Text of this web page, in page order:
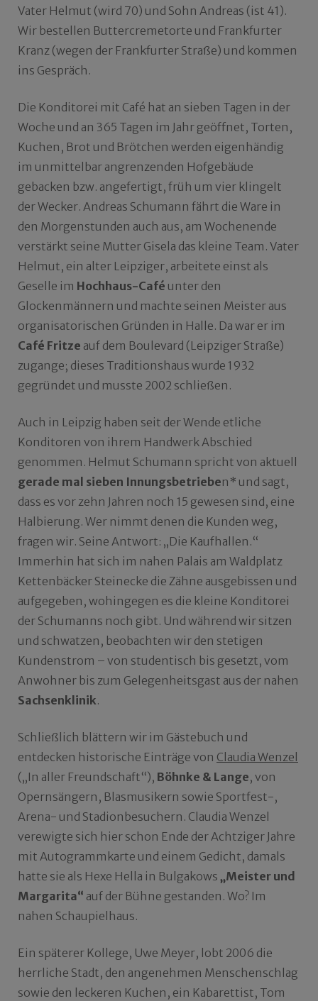
Vater Helmut (wird 70) und Sohn Andreas (ist 41).
Wir bestellen Buttercremetorte und Frankfurter
Kranz (wegen der Frankfurter Straße) und kommen
ins Gespräch.
Die Konditorei mit Café hat an sieben Tagen in der
Woche und an 365 Tagen im Jahr geöffnet, Torten,
Kuchen, Brot und Brötchen werden eigenhändig
im unmittelbar angrenzenden Hofgebäude
gebacken bzw. angefertigt, früh um vier klingelt
der Wecker. Andreas Schumann fährt die Ware in
den Morgenstunden auch aus, am Wochenende
verstärkt seine Mutter Gisela das kleine Team. Vater
Helmut, ein alter Leipziger, arbeitete einst als
Geselle im Hochhaus-Café unter den
Glockenmännern und machte seinen Meister aus
organisatorischen Gründen in Halle. Da war er im
Café Fritze auf dem Boulevard (Leipziger Straße)
zugange; dieses Traditionshaus wurde 1932
gegründet und musste 2002 schließen.
Auch in Leipzig haben seit der Wende etliche
Konditoren von ihrem Handwerk Abschied
genommen. Helmut Schumann spricht von aktuell
gerade mal sieben Innungsbetrieben* und sagt,
dass es vor zehn Jahren noch 15 gewesen sind, eine
Halbierung. Wer nimmt denen die Kunden weg,
fragen wir. Seine Antwort: „Die Kaufhallen.“
Immerhin hat sich im nahen Palais am Waldplatz
Kettenbäcker Steinecke die Zähne ausgebissen und
aufgegeben, wohingegen es die kleine Konditorei
der Schumanns noch gibt. Und während wir sitzen
und schwatzen, beobachten wir den stetigen
Kundenstrom – von studentisch bis gesetzt, vom
Anwohner bis zum Gelegenheitsgast aus der nahen
Sachsenklinik.
Schließlich blättern wir im Gästebuch und
entdecken historische Einträge von Claudia Wenzel
(„In aller Freundschaft“), Böhnke & Lange, von
Opernsängern, Blasmusikern sowie Sportfest-,
Arena- und Stadionbesuchern. Claudia Wenzel
verewigte sich hier schon Ende der Achtziger Jahre
mit Autogrammkarte und einem Gedicht, damals
hatte sie als Hexe Hella in Bulgakows „Meister und
Margarita“ auf der Bühne gestanden. Wo? Im
nahen Schaupielhaus.
Ein späterer Kollege, Uwe Meyer, lobt 2006 die
herrliche Stadt, den angenehmen Menschenschlag
sowie den leckeren Kuchen, ein Kabarettist, Tom